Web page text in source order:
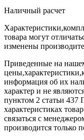
Наличный расчет
товара могут
изменены
Приведенные на
информация об их
характер и не
пунктом 2 статьи
характеристиках
связаться с
производится только